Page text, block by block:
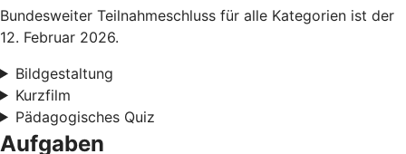
Bundesweiter Teilnahmeschluss für alle Kategorien ist der
12. Februar 2026.
Bildgestaltung
Kurzfilm
Pädagogisches Quiz
Aufgaben